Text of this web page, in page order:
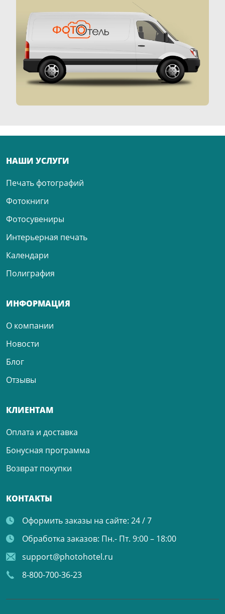
НАШИ УСЛУГИ
Печать фотографий
Фотокниги
Фотосувениры
Интерьерная печать
Календари
Полиграфия
ИНФОРМАЦИЯ
О компании
Новости
Блог
Отзывы
КЛИЕНТАМ
Оплата и доставка
Бонусная программа
Возврат покупки
КОНТАКТЫ
Оформить заказы на сайте: 24 / 7
Обработка заказов: Пн.- Пт. 9:00 – 18:00
support@photohotel.ru
8-800-700-36-23